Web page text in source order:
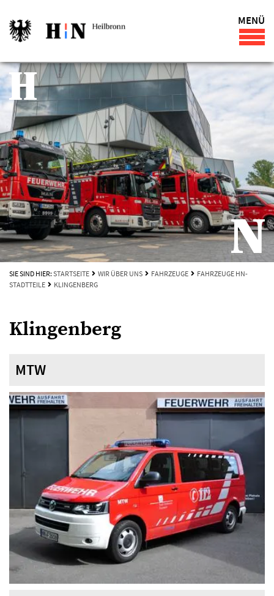
MENÜ
SIE SIND HIER: STARTSEITE WIR ÜBER UNS FAHRZEUGE
FAHRZEUGE HN-
STADTTEILE
KLINGENBERG
Klingenberg
MTW